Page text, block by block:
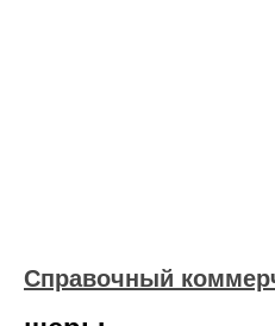
Справочный